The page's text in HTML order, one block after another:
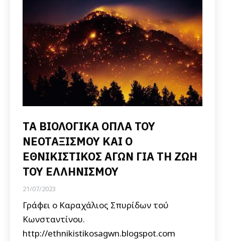
ΤΑ ΒΙΟΛΟΓΙΚΑ ΟΠΛΑ ΤΟΥ
ΝΕΟΤΑΞΙΣΜΟΥ ΚΑΙ Ο
ΕΘΝΙΚΙΣΤΙΚΟΣ ΑΓΩΝ ΓΙΑ ΤΗ ΖΩΗ
ΤΟΥ ΕΛΛΗΝΙΣΜΟΥ
21/07/2023
Γράφει ο Καραχάλιος Σπυρίδων τού
Κωνσταντίνου.
http://ethnikistikosagwn.blogspot.com